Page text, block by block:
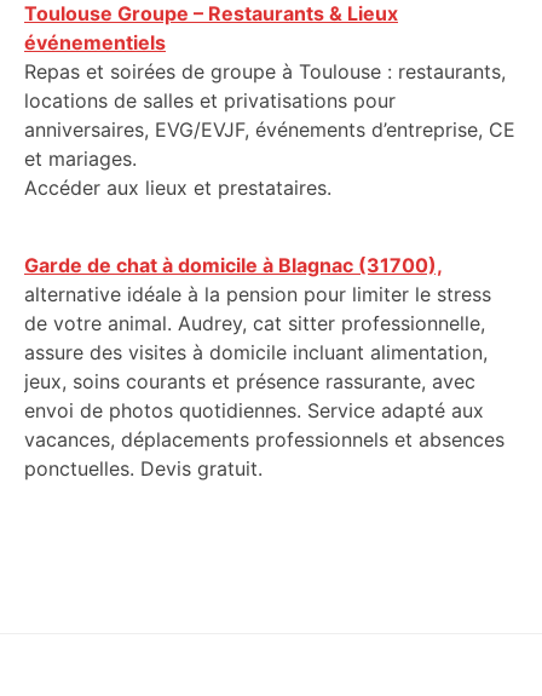
Toulouse Groupe – Restaurants & Lieux
événementiels
Repas et soirées de groupe à Toulouse : restaurants,
locations de salles et privatisations pour
anniversaires, EVG/EVJF, événements d’entreprise, CE
et mariages.
Accéder aux lieux et prestataires.
Garde de chat à domicile à Blagnac (31700),
alternative idéale à la pension pour limiter le stress
de votre animal. Audrey, cat sitter professionnelle,
assure des visites à domicile incluant alimentation,
jeux, soins courants et présence rassurante, avec
envoi de photos quotidiennes. Service adapté aux
vacances, déplacements professionnels et absences
ponctuelles. Devis gratuit.